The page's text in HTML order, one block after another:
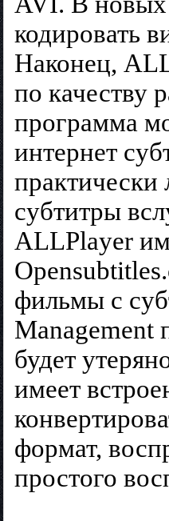
кодировать
Наконец,
по качеству
программа
интернет
субтитры
ALLPlayer
фильмы с
Management
будет
имеет
формат,
простого